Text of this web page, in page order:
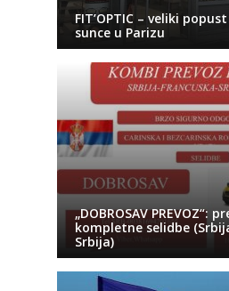
FIT’OPTIC – veliki
sunce u Parizu
„DOBROSAV PREVOZ“:
kompletne selidbe
Srbija)